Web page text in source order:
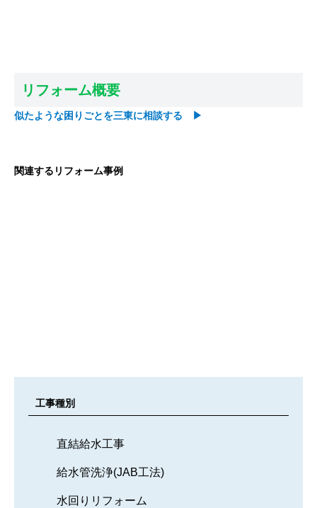
リフォーム概要
似たような困りごとを三東に相談する ▶
関連するリフォーム事例
邸
工事種別
直結給水工事
給水管洗浄(JAB工法)
水回りリフォーム